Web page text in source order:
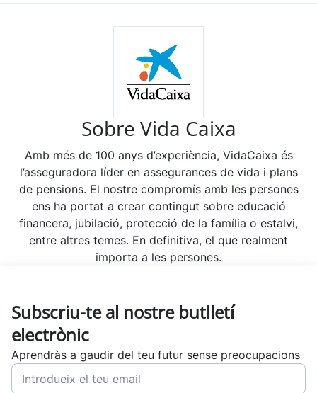
Sobre Vida Caixa
Amb més de 100 anys d’experiència, VidaCaixa és
l’asseguradora líder en assegurances de vida i plans
de pensions. El nostre compromís amb les persones
ens ha portat a crear contingut sobre educació
financera, jubilació, protecció de la família o estalvi,
entre altres temes. En definitiva, el que realment
importa a les persones.
Subscriu-te al nostre butlletí
electrònic
Aprendràs a gaudir del teu futur sense preocupacions